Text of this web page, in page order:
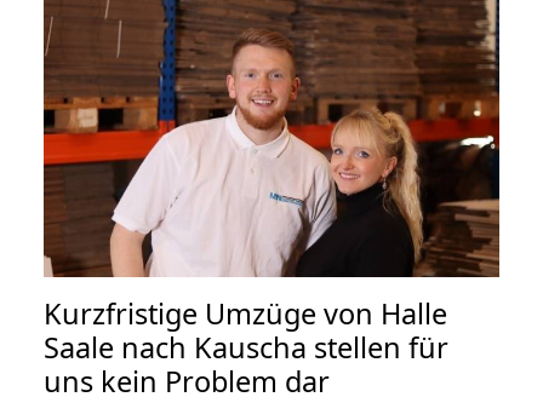
Kurzfristige Umzüge von Halle
Saale nach Kauscha stellen für
uns kein Problem dar